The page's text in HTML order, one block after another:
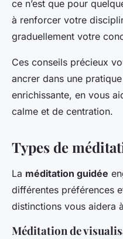
ce n’est que pour
à renforcer votre
graduellement votre
Ces conseils précieux
ancrer dans une
enrichissante, en vous
calme et de centration.
Types de
La méditation guidée
différentes préférences
distinctions vous aidera
Méditation de